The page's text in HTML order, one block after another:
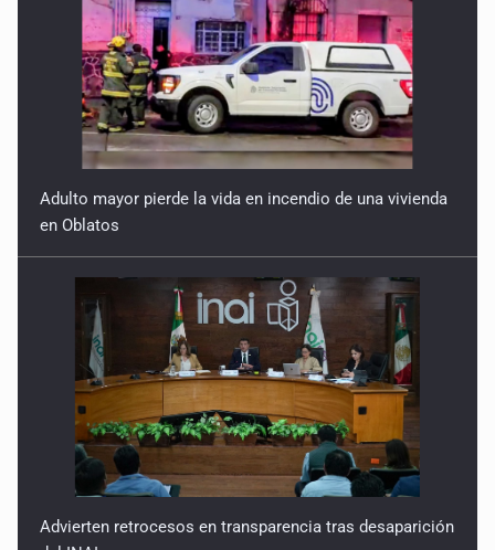
Adulto mayor pierde la vida en incendio de una vivienda
en Oblatos
Advierten retrocesos en transparencia tras desaparición